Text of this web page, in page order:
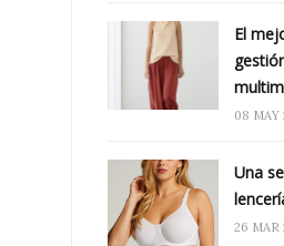
El
08 MAY
Una
26 MAR